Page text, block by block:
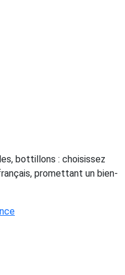
bottillons : choisissez
promettant un bien-